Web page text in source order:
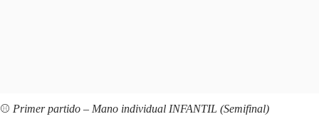
⚾️ Primer partido – Mano individual INFANTIL (Semifinal)